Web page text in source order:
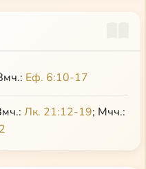
Еф. 6:10-17
Лк. 21:12-19; Мчч.: